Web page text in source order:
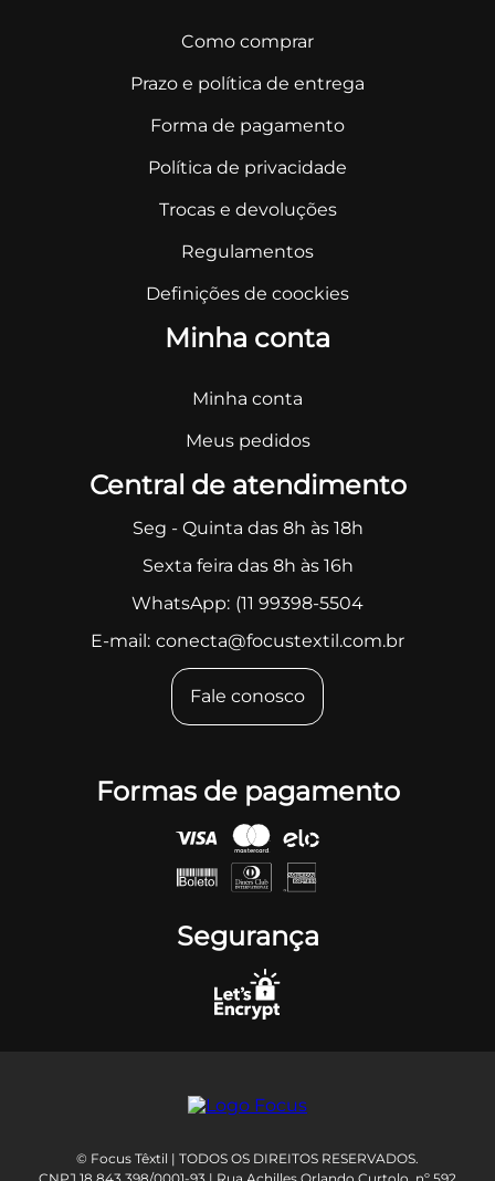
Como comprar
Prazo e política de entrega
Forma de pagamento
Política de privacidade
Trocas e devoluções
Regulamentos
Definições de coockies
Minha conta
Minha conta
Meus pedidos
Central de atendimento
Seg - Quinta das 8h às 18h
Sexta feira das 8h às 16h
WhatsApp: (11 99398-5504
E-mail: conecta@focustextil.com.br
Fale conosco
Formas de pagamento
Segurança
© Focus Têxtil | TODOS OS DIREITOS RESERVADOS.